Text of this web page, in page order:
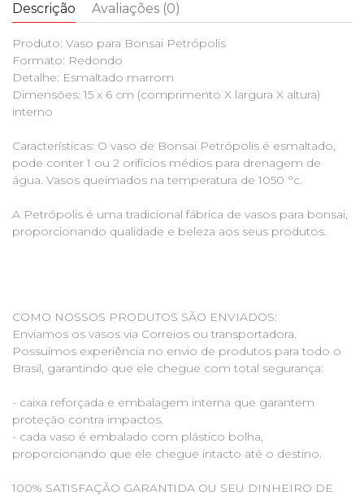
Descrição Avaliações (0)
Produto: Vaso para Bonsai Petrópolis
Formato: Redondo
Detalhe: Esmaltado marrom
Dimensões: 15 x 6 cm (comprimento X largura X altura)
interno
Características: O vaso de Bonsai Petrópolis é esmaltado,
pode conter 1 ou 2 orifícios médios para drenagem de
água. Vasos queimados na temperatura de 1050 °c.
A Petrópolis é uma tradicional fábrica de vasos para bonsai,
proporcionando qualidade e beleza aos seus produtos.
COMO NOSSOS PRODUTOS SÃO ENVIADOS:
Enviamos os vasos via Correios ou transportadora.
Possuímos experiência no envio de produtos para todo o
Brasil, garantindo que ele chegue com total segurança:
- caixa reforçada e embalagem interna que garantem
proteção contra impactos.
- cada vaso é embalado com plástico bolha,
proporcionando que ele chegue intacto até o destino.
100% SATISFAÇÃO GARANTIDA OU SEU DINHEIRO DE